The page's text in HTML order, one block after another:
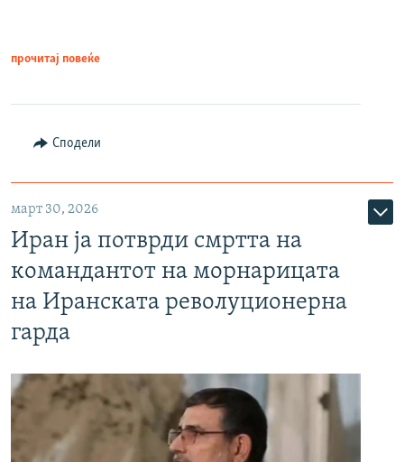
прочитај повеќе
Сподели
март 30, 2026
Иран ја потврди смртта на
командантот на морнарицата
на Иранската револуционерна
гарда